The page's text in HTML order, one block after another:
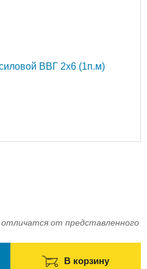
от представленного
В корзину